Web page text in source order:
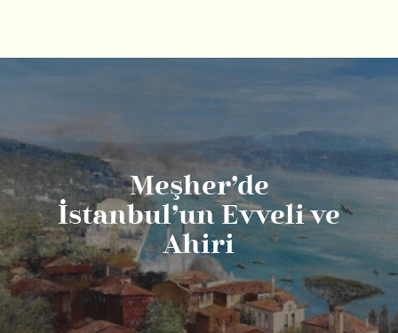
Meşher’de
İstanbul’un Evveli ve
Ahiri